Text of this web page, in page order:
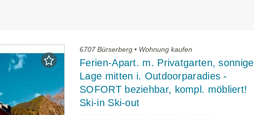
6707 Bürserberg • Wohnung kaufen
Ferien-Apart. m. Privatgarten, sonnige
Lage mitten i. Outdoorparadies -
SOFORT beziehbar, kompl. möbliert!
Ski-in Ski-out